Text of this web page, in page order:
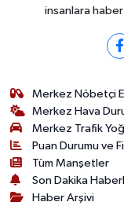
insanlara
Merkez Nöbetçi
Merkez Hava
Merkez Trafik
Puan Durumu ve
Tüm Manşetler
Son Dakika
Haber Arşivi